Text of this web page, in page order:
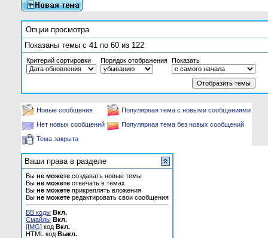
Опции просмотра
Показаны темы с 41 по 60 из 122
Критерий сортировки Порядок отображения Показать
Новые сообщения
Популярная тема с новыми сообщениями
Нет новых сообщений
Популярная тема без новых сообщений
Тема закрыта
Ваши права в разделе
Вы не можете создавать новые темы
Вы не можете отвечать в темах
Вы не можете прикреплять вложения
Вы не можете редактировать свои сообщения
BB коды Вкл.
Смайлы Вкл.
[IMG] код Вкл.
HTML код Выкл.